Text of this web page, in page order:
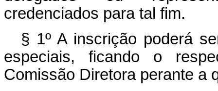
credenciados para tal fim.
§ 1º A inscrição poderá
espe­ciais, ficando o
Comissão Diretora perante a